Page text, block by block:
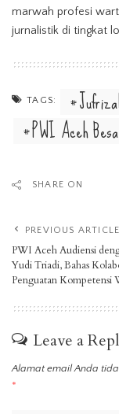
marwah profesi
jurnalistik di tingkat
TAGS:
PWI Aceh
SHARE ON
PREVIOUS ARTICLE
PWI Aceh Audiensi
Yudi Triadi, Bahas
Penguatan Kompetensi
Leave a
Alamat email Anda
*